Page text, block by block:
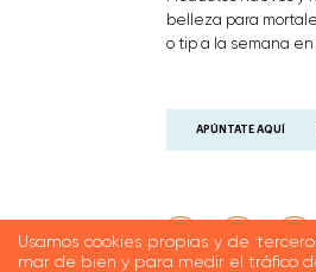
belleza para
o tip a la semana en
APÚNTATE AQUÍ
Usamos cookies propias y de
mar de bien y para medir el tráfico